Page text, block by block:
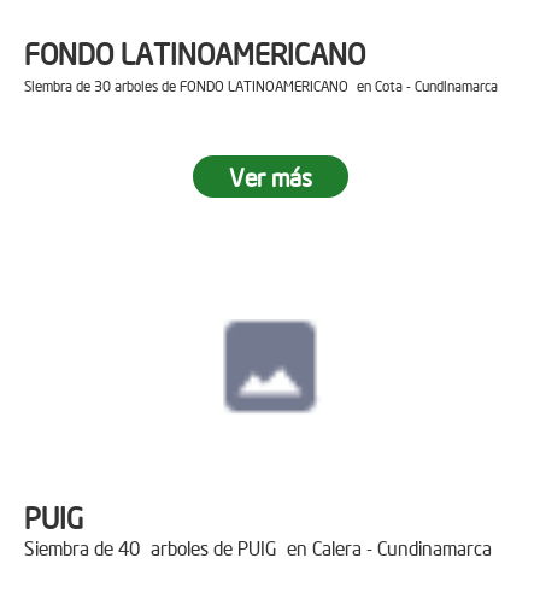
FONDO LATINOAMERICANO
Siembra de 30 arboles de FONDO LATINOAMERICANO en Cota - Cundinamarca
Ver más
PUIG
Siembra de 40 arboles de PUIG en Calera - Cundinamarca